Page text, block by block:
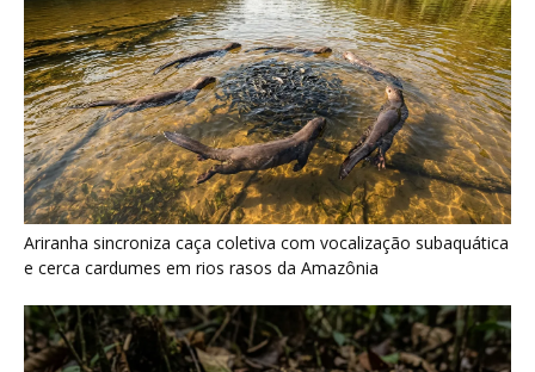
Ariranha sincroniza caça coletiva com vocalização subaquática
e cerca cardumes em rios rasos da Amazônia